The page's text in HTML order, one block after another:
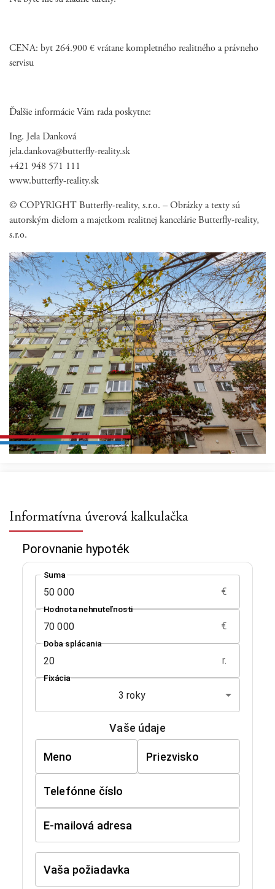
CENA: byt 264.900 € vrátane kompletného realitného a právneho
servisu
Ďalšie informácie Vám rada poskytne:
Ing. Jela Danková
jela.dankova@butterfly-reality.sk
+421 948 571 111
www.butterfly-reality.sk
© COPYRIGHT Butterfly-reality, s.r.o. – Obrázky a texty sú
autorským dielom a majetkom realitnej kancelárie Butterfly-reality,
s.r.o.
Informatívna úverová kalkulačka